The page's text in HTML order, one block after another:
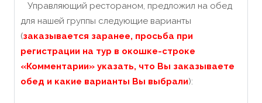
Управляющий рестораном, предложил на обед
для нашей группы следующие варианты
(заказывается заранее, просьба при
регистрации на тур в окошке-строке
«Комментарии» указать, что Вы заказываете
обед и какие варианты Вы выбрали):